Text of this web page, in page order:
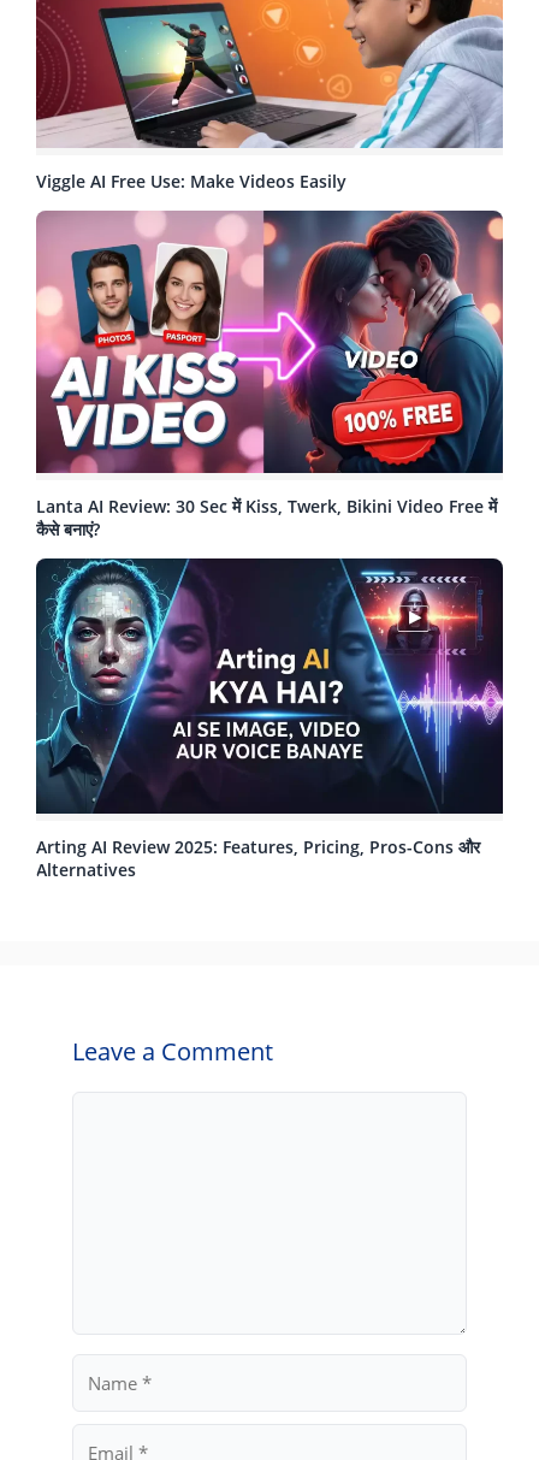
Viggle AI Free Use: Make Videos Easily
Lanta AI Review: 30 Sec में Kiss, Twerk, Bikini Video Free में
कैसे बनाएं?
Arting AI Review 2025: Features, Pricing, Pros-Cons और
Alternatives
Leave a Comment